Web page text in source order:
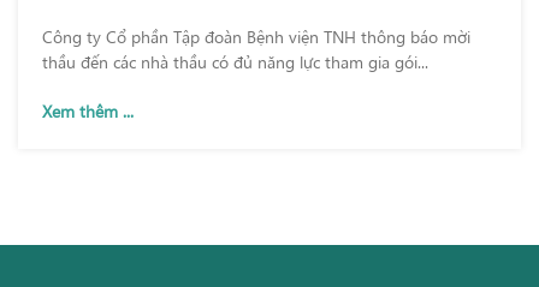
Công ty Cổ phần Tập đoàn Bệnh viện TNH thông báo mời
thầu đến các nhà thầu có đủ năng lực tham gia gói...
Xem thêm ...